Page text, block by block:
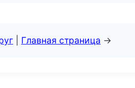
Главная страница →